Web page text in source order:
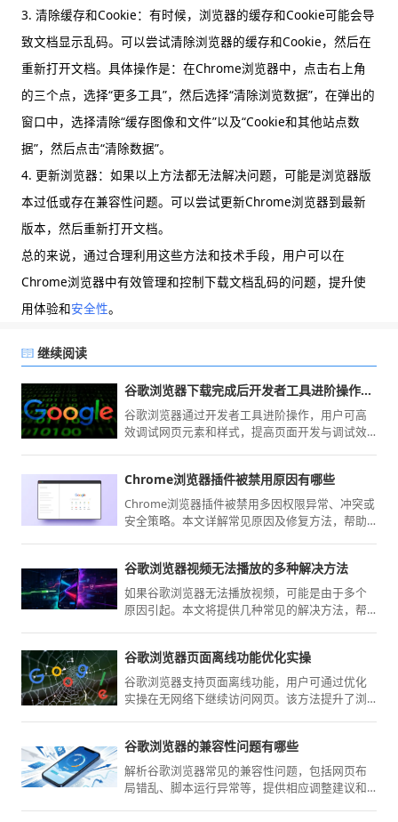
3. 清除缓存和Cookie：有时候，浏览器的缓存和Cookie可能会导
致文档显示乱码。可以尝试清除浏览器的缓存和Cookie，然后在
重新打开文档。具体操作是：在Chrome浏览器中，点击右上角
的三个点，选择“更多工具”，然后选择“清除浏览数据”，在弹出的
窗口中，选择清除“缓存图像和文件”以及“Cookie和其他站点数
据”，然后点击“清除数据”。
4. 更新浏览器：如果以上方法都无法解决问题，可能是浏览器版
本过低或存在兼容性问题。可以尝试更新Chrome浏览器到最新
版本，然后重新打开文档。
总的来说，通过合理利用这些方法和技术手段，用户可以在
Chrome浏览器中有效管理和控制下载文档乱码的问题，提升使
用体验和安全性。
继续阅读
谷歌浏览器下载完成后开发者工具进阶操作教程
谷歌浏览器通过开发者工具进阶操作，用户可高
效调试网页元素和样式，提高页面开发与调试效
Chrome浏览器插件被禁用原因有哪些
Chrome浏览器插件被禁用多因权限异常、冲突或
安全策略。本文详解常见原因及修复方法，帮助
谷歌浏览器视频无法播放的多种解决方法
如果谷歌浏览器无法播放视频，可能是由于多个
原因引起。本文将提供几种常见的解决方法，帮
谷歌浏览器页面离线功能优化实操
谷歌浏览器支持页面离线功能，用户可通过优化
实操在无网络下继续访问网页。该方法提升了浏
谷歌浏览器的兼容性问题有哪些
解析谷歌浏览器常见的兼容性问题，包括网页布
局错乱、脚本运行异常等，提供相应调整建议和